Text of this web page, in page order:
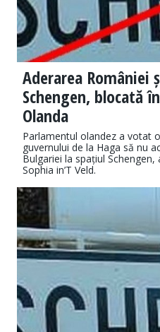
Aderarea României
Schengen, blocată
Olanda
Parlamentul olandez a votat
guvernului de la Haga să nu
Bulgariei la spațiul
Sophia in’T Veld.